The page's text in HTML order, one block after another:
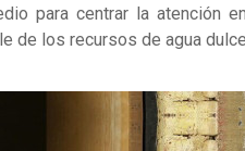
para centrar la atención
de los recursos de agua